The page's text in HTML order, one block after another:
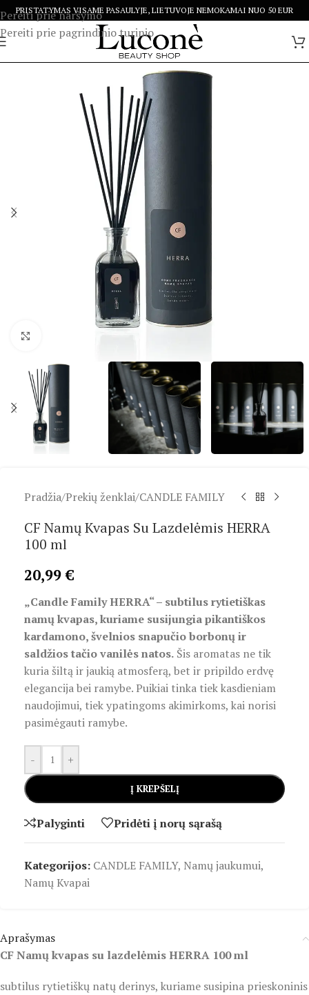
Pereiti prie naršymo
Pereiti prie pagrindinio turinio
PRISTATYMAS VISAME PASAULYJE, LIETUVOJE NEMOKAMAI NUO 50 EUR
Pradžia/Prekių ženklai/CANDLE FAMILY
CF Namų Kvapas Su Lazdelėmis HERRA
100 ml
20,99€
„Candle Family HERRA“ – subtilus rytietiškas
namų kvapas, kuriame susijungia pikantiškos
kardamono, švelnios snapučio borbonų ir
saldžios tačio vanilės natos. Šis aromatas ne tik
kuria šiltą ir jaukią atmosferą, bet ir pripildo erdvę
elegancija bei ramybe. Puikiai tinka tiek kasdieniam
naudojimui, tiek ypatingoms akimirkoms, kai norisi
pasimėgauti ramybe.
- +
Į KREPŠELĮ
Palyginti Pridėti į norų sąrašą
Kategorijos: CANDLE FAMILY, Namų jaukumui,
Namų Kvapai
Aprašymas
CF Namų kvapas su lazdelėmis HERRA 100 ml
subtilus rytietiškų natų derinys, kuriame susipina prieskoninis